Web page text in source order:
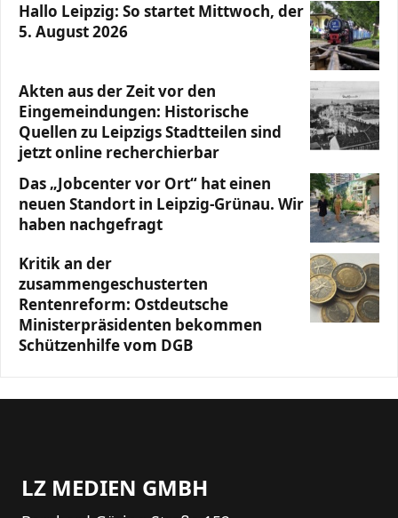
Hallo Leipzig: So startet Mittwoch, der
5. August 2026
Akten aus der Zeit vor den
Eingemeindungen: Historische
Quellen zu Leipzigs Stadtteilen sind
jetzt online recherchierbar
Das „Jobcenter vor Ort“ hat einen
neuen Standort in Leipzig-Grünau. Wir
haben nachgefragt
Kritik an der
zusammengeschusterten
Rentenreform: Ostdeutsche
Ministerpräsidenten bekommen
Schützenhilfe vom DGB
LZ MEDIEN GMBH